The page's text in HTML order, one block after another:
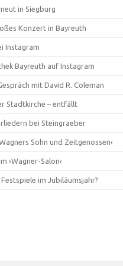
in Siegburg
Konzert in Bayreuth
Instagram
Bayreuth auf Instagram
mit David R. Coleman
Stadtkirche – entfällt
bei Steingraeber
Sohn und Zeitgenossen‹
›Wagner-Salon‹
im Jubiläumsjahr?